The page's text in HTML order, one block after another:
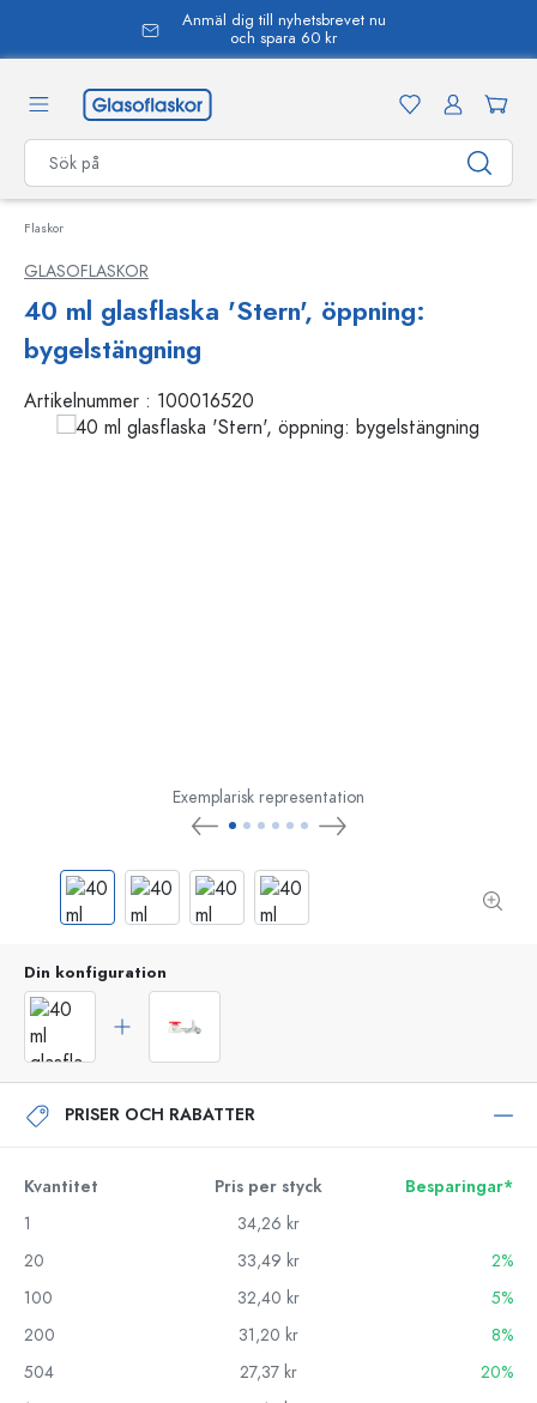
Anmäl dig till nyhetsbrevet nu
och spara 60 kr
Flaskor
GLASOFLASKOR
40 ml glasflaska 'Stern', öppning:
bygelstängning
Artikelnummer : 100016520
Exemplarisk representation
Din konfiguration
PRISER OCH RABATTER
Kvantitet Pris per styck
Besparingar*
1
34,26 kr
20
33,49 kr
2%
100
32,40 kr
5%
200
31,20 kr
8%
504
27,37 kr
20%